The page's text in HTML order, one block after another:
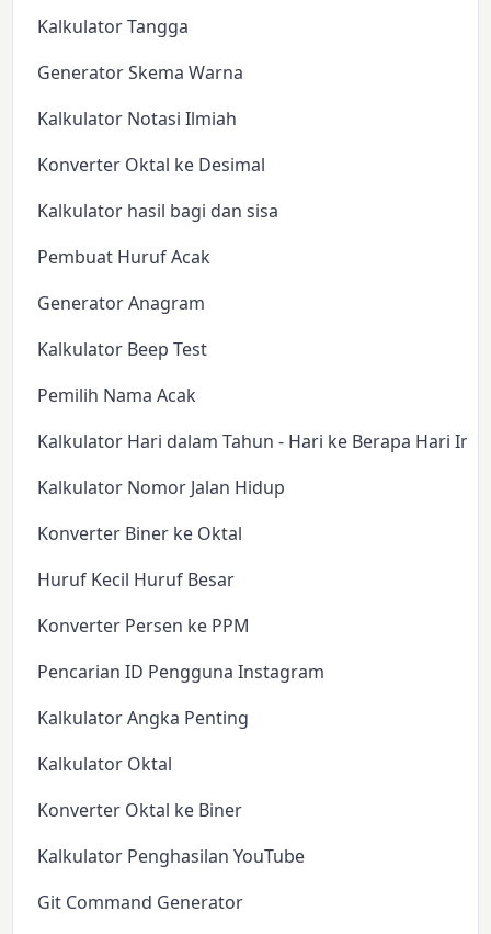
Kalkulator Tangga
Generator Skema Warna
Kalkulator Notasi Ilmiah
Konverter Oktal ke Desimal
Kalkulator hasil bagi dan sisa
Pembuat Huruf Acak
Generator Anagram
Kalkulator Beep Test
Pemilih Nama Acak
Kalkulator Hari dalam Tahun - Hari ke Berapa Hari Ini?
Kalkulator Nomor Jalan Hidup
Konverter Biner ke Oktal
Huruf Kecil Huruf Besar
Konverter Persen ke PPM
Pencarian ID Pengguna Instagram
Kalkulator Angka Penting
Kalkulator Oktal
Konverter Oktal ke Biner
Kalkulator Penghasilan YouTube
Git Command Generator